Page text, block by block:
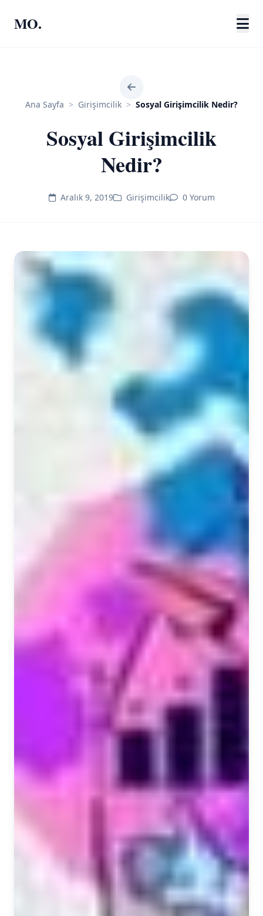
MO.
Ana Sayfa > Girişimcilik > Sosyal Girişimcilik Nedir?
Sosyal Girişimcilik
Nedir?
Aralık 9, 2019 Girişimcilik 0 Yorum